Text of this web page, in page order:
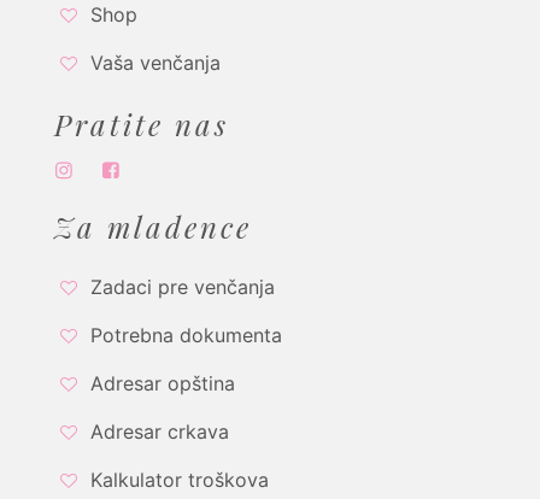
Shop
Vaša venčanja
Pratite nas
Za mladence
Zadaci pre venčanja
Potrebna dokumenta
Adresar opština
Adresar crkava
Kalkulator troškova